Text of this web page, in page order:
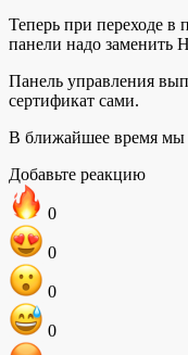
Теперь при переходе в
панели надо заменить
Панель управления
сертификат сами.
В ближайшее время мы
Добавьте реакцию
0
0
0
0